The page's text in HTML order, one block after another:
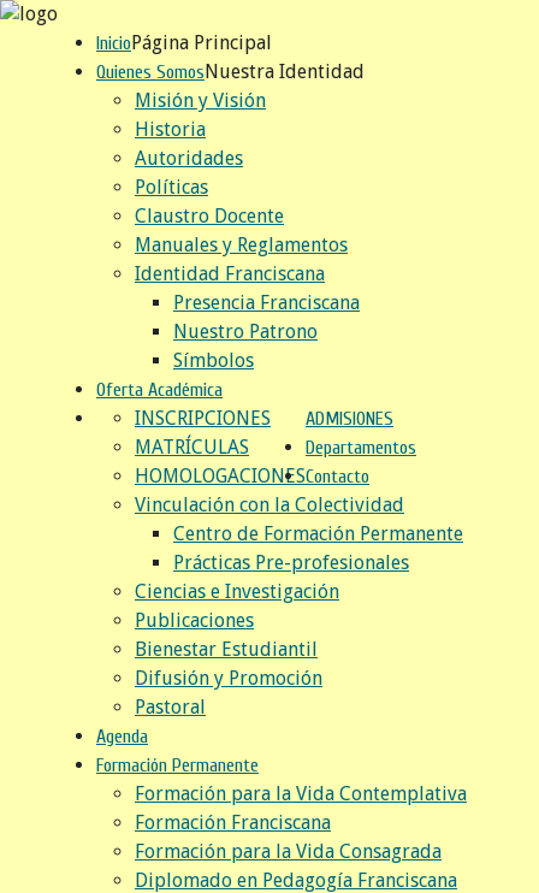
InicioPágina Principal
Quienes SomosNuestra Identidad
Misión y Visión
Historia
Autoridades
Políticas
Claustro Docente
Manuales y Reglamentos
Identidad Franciscana
Presencia Franciscana
Nuestro Patrono
Símbolos
Oferta Académica
ADMISIONES
INSCRIPCIONES
MATRÍCULAS
HOMOLOGACIONES
Departamentos
Vinculación con la Colectividad
Centro de Formación Permanente
Prácticas Pre-profesionales
Ciencias e Investigación
Publicaciones
Bienestar Estudiantil
Difusión y Promoción
Pastoral
Contacto
Agenda
Formación Permanente
Formación para la Vida Contemplativa
Formación Franciscana
Formación para la Vida Consagrada
Diplomado en Pedagogía Franciscana